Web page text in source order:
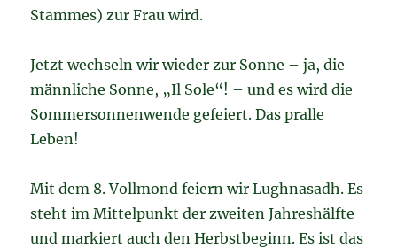
Stammes) zur Frau wird.
Jetzt wechseln wir wieder zur Sonne – ja, die
männliche Sonne, „Il Sole“! – und es wird die
Sommersonnenwende gefeiert. Das pralle
Leben!
Mit dem 8. Vollmond feiern wir Lughnasadh. Es
steht im Mittelpunkt der zweiten Jahreshälfte
und markiert auch den Herbstbeginn. Es ist das